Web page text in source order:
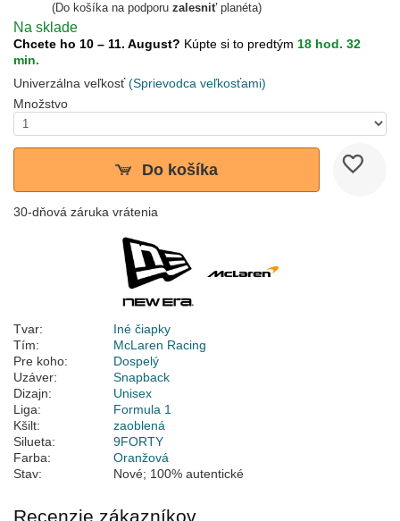
(Do košíka na podporu zalesniťplanéta)
Na sklade
Chcete ho 10 – 11. August? Kúpte si to predtým 18 hod. 32
min.
Univerzálna veľkosť(Sprievodca veľkosťami)
Množstvo
Do košíka
30-dňová záruka vrátenia
Tvar:
Iné čiapky
Tím:
McLaren Racing
Pre koho:
Dospelý
Uzáver:
Snapback
Dizajn:
Unisex
Liga:
Formula 1
Kšilt:
zaoblená
Silueta:
9FORTY
Farba:
Oranžová
Stav:
Nové; 100% autentické
Recenzie zákazníkov